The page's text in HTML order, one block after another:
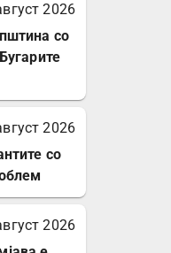
2026
со
2026
со
2026